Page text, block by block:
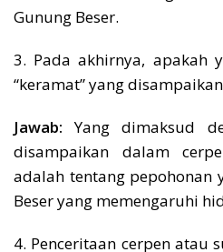
Gunung Beser.
3. Pada akhirnya, apakah
“keramat” yang
Jawab:Yang dimaksud
disampaikan dalam
adalah tentang pepohonan
Beser yang memengaruhi
4. Penceritaan cerpen atau